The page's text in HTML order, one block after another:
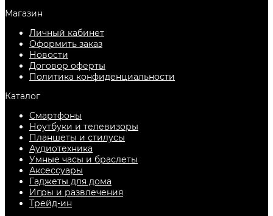
Магазин
Личный кабинет
Оформить заказ
Новости
Договор оферты
Политика конфиденциальности
Каталог
Смартфоны
Ноутбуки и телевизоры
Планшеты и стилусы
Аудиотехника
Умные часы и браслеты
Аксессуары
Гаджеты для дома
Игры и развлечения
Трейд-ин